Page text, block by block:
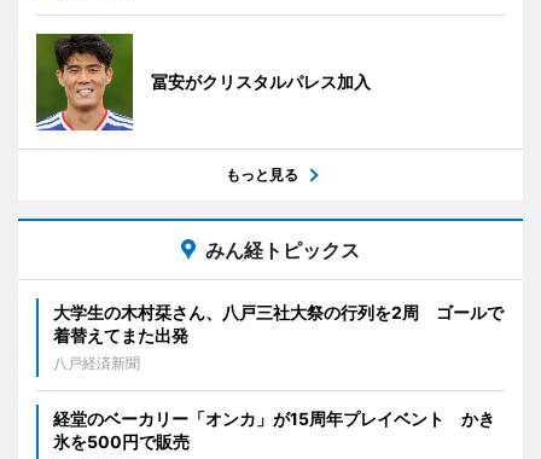
冨安がクリスタルパレス加入
もっと見る
みん経トピックス
大学生の木村栞さん、八戸三社大祭の行列を2周 ゴールで
着替えてまた出発
八戸経済新聞
経堂のベーカリー「オンカ」が15周年プレイベント かき
氷を500円で販売